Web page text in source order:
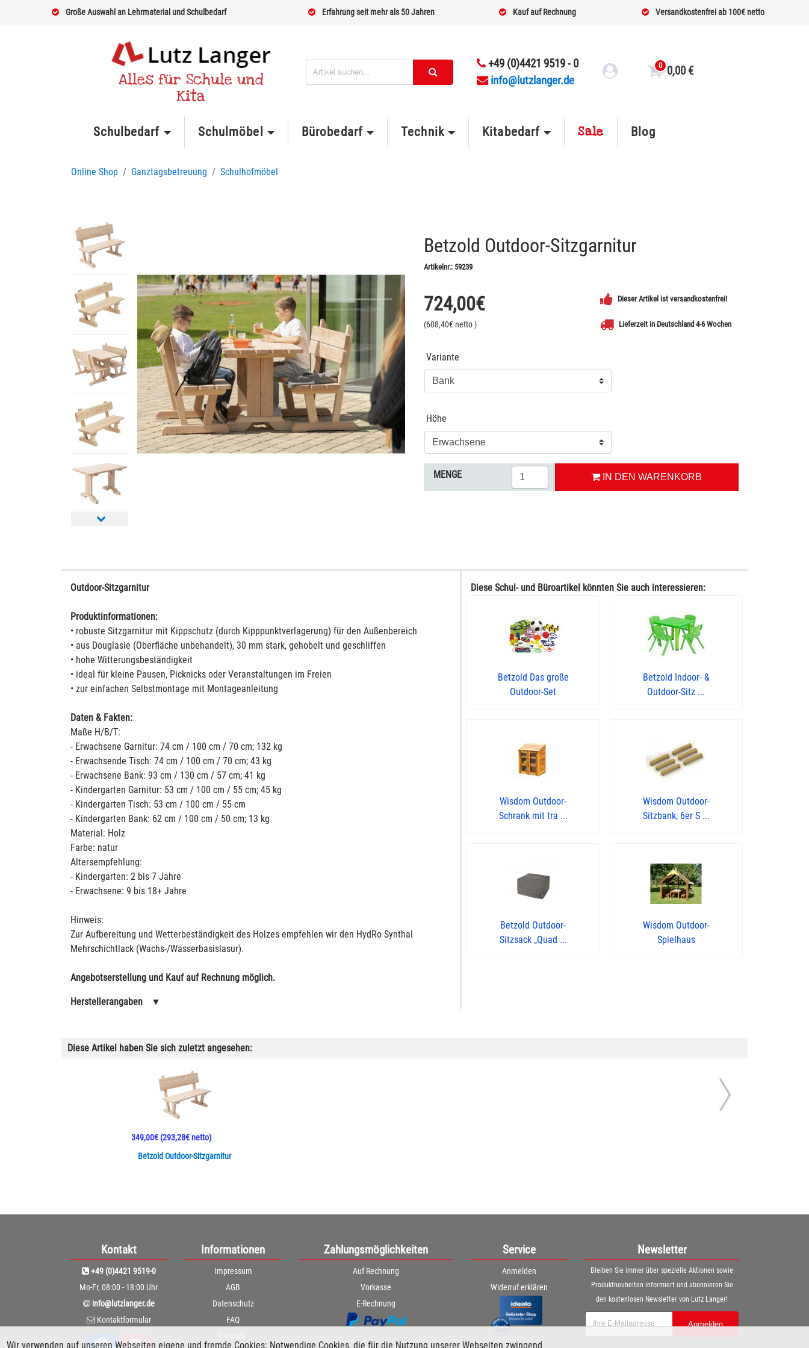
Wir verwenden auf unseren Webseiten eigene und fremde Cookies: Notwendige Cookies, die für die Nutzung unserer Webseiten zwingend
Große Auswahl an Lehrmaterial und Schulbedarf Erfahrung seit mehr als 50 Jahren Kauf auf Rechnung Versandkostenfrei ab 100€ netto
Alles für Schule und
Kita
+49 (0)4421 9519 - 0
info@lutzlanger.de
0 0,00 €
Schulbedarf Schulmöbel Bürobedarf Technik Kitabedarf Sale Blog
Online Shop Ganztagsbetreuung Schulhofmöbel
Nächstes
Betzold Outdoor-Sitzgarnitur
Artikelnr.: 59239
724,00€
(608,40€ netto)
Dieser Artikel ist versandkostenfrei!
Lieferzeit in Deutschland 4-6 Wochen
Variante
Höhe
MENGE IN DEN WARENKORB
Outdoor-Sitzgarnitur
Produktinformationen:
• robuste Sitzgarnitur mit Kippschutz (durch Kipppunktverlagerung) für den Außenbereich
• aus Douglasie (Oberfläche unbehandelt), 30 mm stark, gehobelt und geschliffen
• hohe Witterungsbeständigkeit
• ideal für kleine Pausen, Picknicks oder Veranstaltungen im Freien
• zur einfachen Selbstmontage mit Montageanleitung
Daten & Fakten:
Maße H/B/T:
- Erwachsene Garnitur: 74 cm / 100 cm / 70 cm; 132 kg
- Erwachsende Tisch: 74 cm / 100 cm / 70 cm; 43 kg
- Erwachsene Bank: 93 cm / 130 cm / 57 cm; 41 kg
- Kindergarten Garnitur: 53 cm / 100 cm / 55 cm; 45 kg
- Kindergarten Tisch: 53 cm / 100 cm / 55 cm
- Kindergarten Bank: 62 cm / 100 cm / 50 cm; 13 kg
Material: Holz
Farbe: natur
Altersempfehlung:
- Kindergarten: 2 bis 7 Jahre
- Erwachsene: 9 bis 18+ Jahre
Hinweis:
Zur Aufbereitung und Wetterbeständigkeit des Holzes empfehlen wir den HydRo Synthal
Mehrschichtlack (Wachs-/Wasserbasislasur).
Angebotserstellung und Kauf auf Rechnung möglich.
Herstellerangaben ▼
Diese Schul- und Büroartikel könnten Sie auch interessieren:
Betzold Das große
Outdoor-Set
Betzold Indoor- &
Outdoor-Sitz ...
Wisdom Outdoor-
Schrank mit tra ...
Wisdom Outdoor-
Sitzbank, 6er S ...
Betzold Outdoor-
Sitzsack „Quad ...
Wisdom Outdoor-
Spielhaus
Diese Artikel haben Sie sich zuletzt angesehen:
Betzold Outdoor-Sitzgarnitur
349,00€(293,28€ netto)
Kontakt
+49 (0)4421 9519-0
Mo-Fr, 08:00 - 18:00 Uhr
info@lutzlanger.de
Kontaktformular
Informationen
Impressum
AGB
Datenschutz
FAQ
Zahlungsmöglichkeiten
Auf Rechnung
Vorkasse
E-Rechnung
Service
Anmelden
Widerruf erklären
Newsletter
Bleiben Sie immer über spezielle Aktionen sowie
Produktneuheiten informiert und abonnieren Sie
den kostenlosen Newsletter von Lutz Langer!
Anmelden